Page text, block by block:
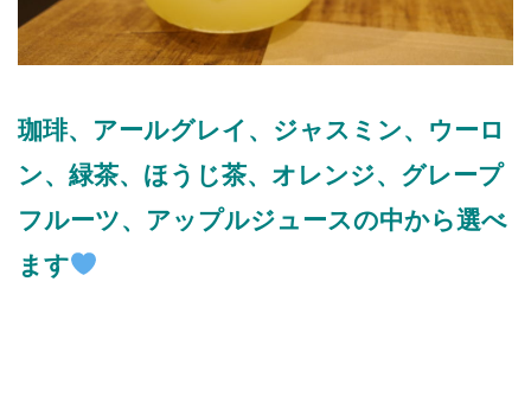
珈琲、アールグレイ、ジャスミン、ウーロ
ン、緑茶、ほうじ茶、オレンジ、グレープ
フルーツ、アップルジュースの中から選べ
ます